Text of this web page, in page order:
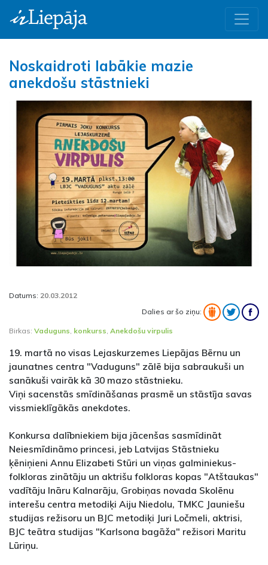
Noskaidroti labākie mazie
anekdošu stāstnieki
Datums: 20.03.2012
Dalies ar šo ziņu:
Birkas: Vaduguns, konkurss, Anekdošu virpulis
19. martā no visas Lejaskurzemes Liepājas Bērnu un
jaunatnes centra "Vaduguns" zālē bija sabraukuši un
sanākuši vairāk kā 30 mazo stāstnieku.
Viņi sacenstās smīdināšanas prasmē un stāstīja savas
vissmieklīgākās anekdotes.
Konkursa dalībniekiem bija jācenšas sasmīdināt
Neiesmīdināmo princesi, jeb Latvijas Stāstnieku
ķēniņieni Annu Elizabeti Stūri un viņas galminiekus-
folkloras zinātāju un aktrišu folkloras kopas "Atštaukas"
vadītāju Ināru Kalnarāju, Grobiņas novada Skolēnu
interešu centra metodiķi Aiju Niedolu, TMKC Jauniešu
studijas režisoru un BJC metodiķi Juri Ločmeli, aktrisi,
BJC teātra studijas "Karlsona bagāža" režisori Maritu
Lūriņu.